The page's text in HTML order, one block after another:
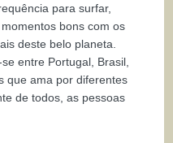
para surfar,
bons com os
deste belo planeta.
entre Portugal, Brasil,
que ama por diferentes
de todos, as pessoas